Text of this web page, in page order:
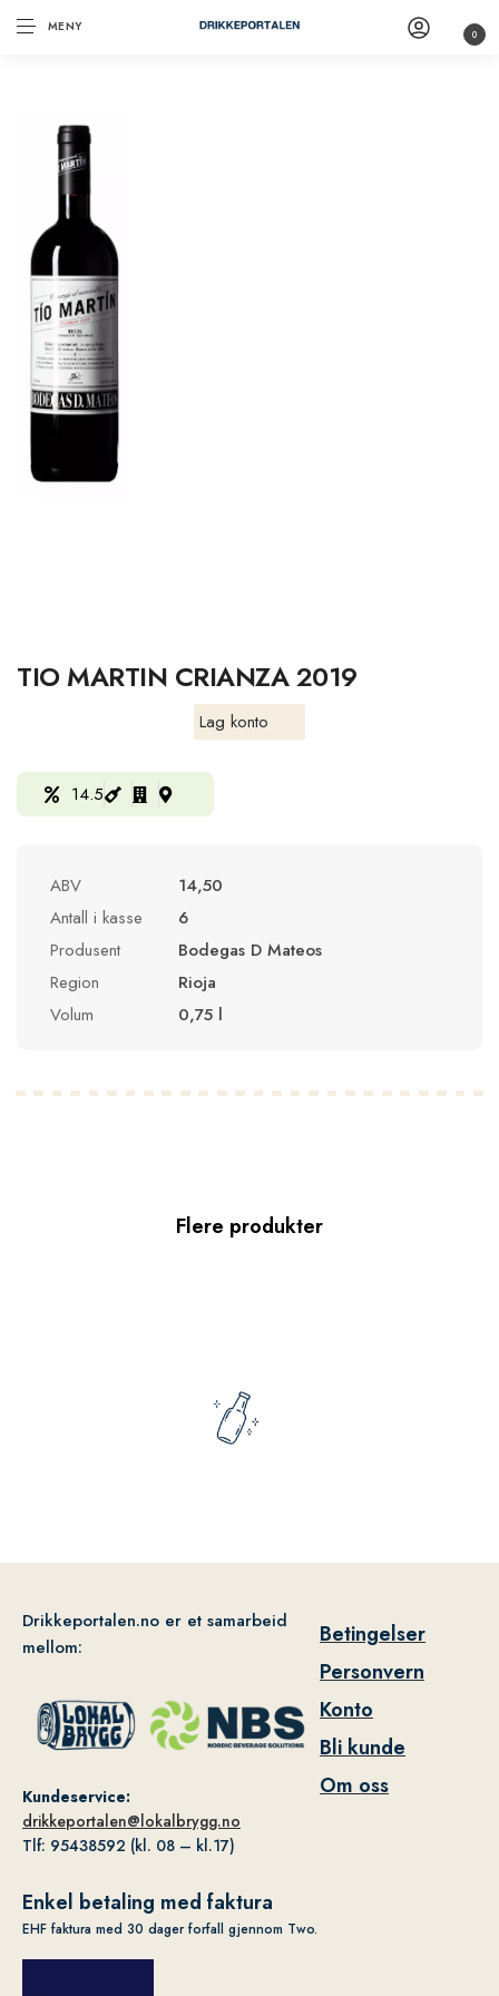
MENY 0
TIO MARTIN CRIANZA 2019
Lag konto
14.5
ABV
14,50
Antall i kasse
6
Produsent
Bodegas D Mateos
Region
Rioja
Volum
0,75 l
Flere produkter
Drikkeportalen.no er et samarbeid
mellom:
Kundeservice:
drikkeportalen@lokalbrygg.no
Tlf: 95438592 (kl. 08 – kl.17)
Betingelser
Personvern
Konto
Bli kunde
Om oss
Enkel betaling med faktura
EHF faktura med 30 dager forfall gjennom Two.